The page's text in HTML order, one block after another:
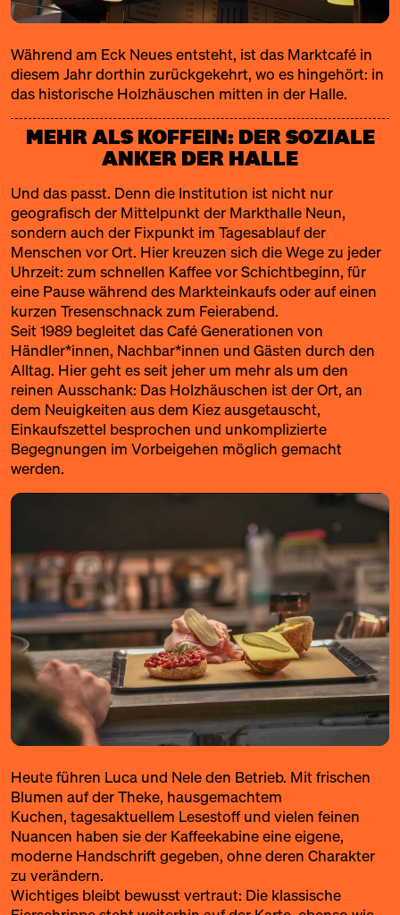
Während am Eck Neues entsteht, ist das Marktcafé in
diesem Jahr dorthin zurückgekehrt, wo es hingehört: in
das historische Holzhäuschen mitten in der Halle.
MEHR ALS KOFFEIN: DER SOZIALE
ANKER DER HALLE
Und das passt. Denn die Institution ist nicht nur
geografisch der Mittelpunkt der Markthalle Neun,
sondern auch der Fixpunkt im Tagesablauf der
Menschen vor Ort. Hier kreuzen sich die Wege zu jeder
Uhrzeit: zum schnellen Kaffee vor Schichtbeginn, für
eine Pause während des Markteinkaufs oder auf einen
kurzen Tresenschnack zum Feierabend.
Seit 1989 begleitet das Café Generationen von
Händler*innen, Nachbar*innen und Gästen durch den
Alltag. Hier geht es seit jeher um mehr als um den
reinen Ausschank: Das Holzhäuschen ist der Ort, an
dem Neuigkeiten aus dem Kiez ausgetauscht,
Einkaufszettel besprochen und unkomplizierte
Begegnungen im Vorbeigehen möglich gemacht
werden.
Heute führen Luca und Nele den Betrieb. Mit frischen
Blumen auf der Theke, hausgemachtem
Kuchen, tagesaktuellem Lesestoff und vielen feinen
Nuancen haben sie der Kaffeekabine eine eigene,
moderne Handschrift gegeben, ohne deren Charakter
zu verändern.
Wichtiges bleibt bewusst vertraut: Die klassische